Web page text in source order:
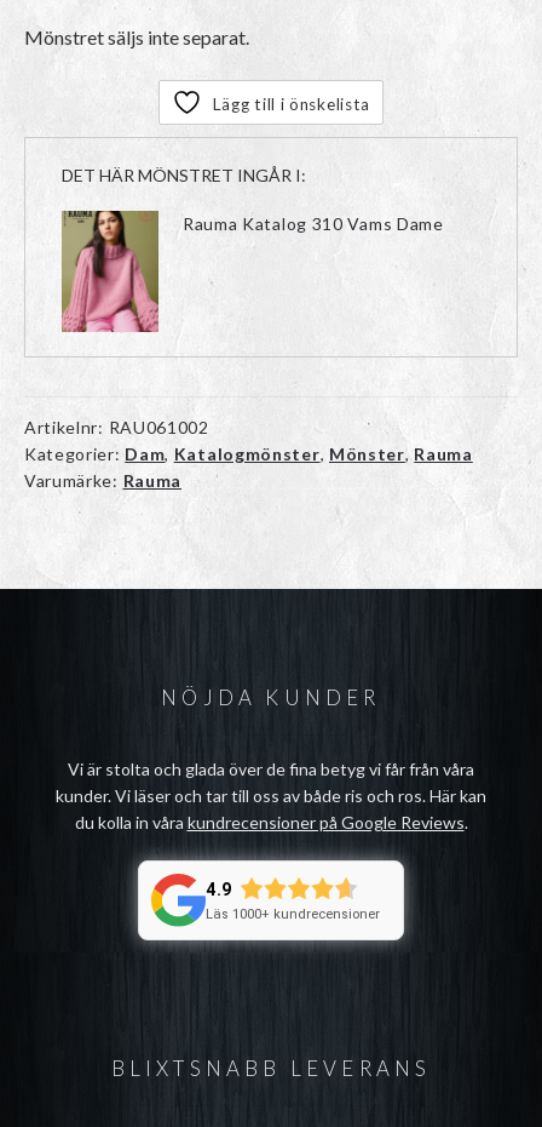
Mönstret säljs inte separat.
Lägg till i önskelista
DET HÄR MÖNSTRET INGÅR I:
Rauma Katalog 310 Vams Dame
Artikelnr: RAU061002
Kategorier: Dam, Katalogmönster, Mönster, Rauma
Varumärke: Rauma
BLIXTSNABB LEVERANS
NÖJDA KUNDER
Vi är stolta och glada över de fina betyg vi får från våra
kunder. Vi läser och tar till oss av både ris och ros. Här kan
du kolla in våra kundrecensioner på Google Reviews.
4.9
Läs 1000+ kundrecensioner